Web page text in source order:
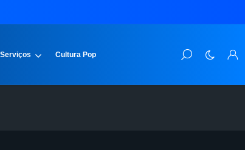
Serviços Cultura Pop